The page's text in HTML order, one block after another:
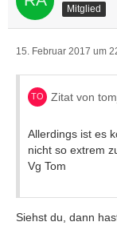
Mitglied
15. Februar 2017 um
Zitat von
Allerdings ist es
nicht so extrem
Vg Tom
Siehst du, dann